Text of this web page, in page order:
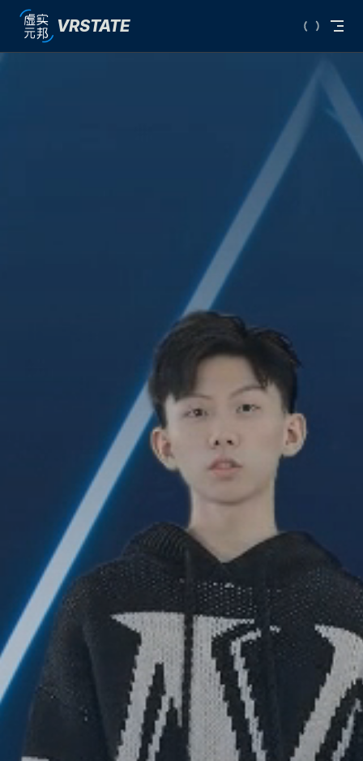
Skip to contentVRSTATE